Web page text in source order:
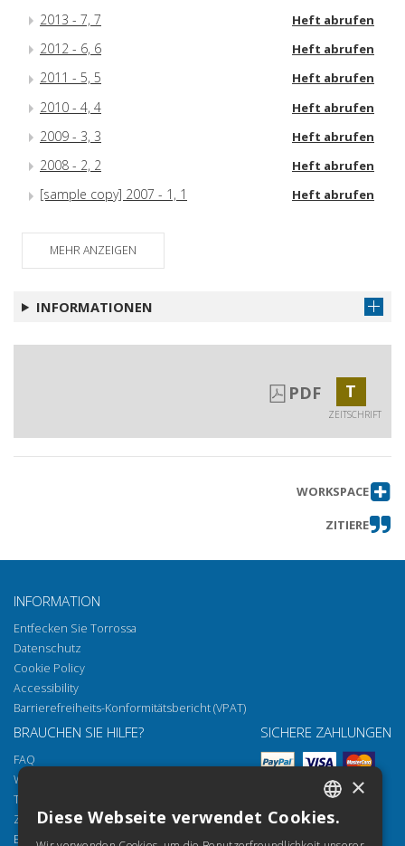
2013 - 7, 7 Heft abrufen
2012 - 6, 6 Heft abrufen
2011 - 5, 5 Heft abrufen
2010 - 4, 4 Heft abrufen
2009 - 3, 3 Heft abrufen
2008 - 2, 2 Heft abrufen
[sample copy] 2007 - 1, 1 Heft abrufen
MEHR ANZEIGEN
INFORMATIONEN
PDF T
ZEITSCHRIFT
WORKSPACE
ZITIERE
INFORMATION
Entfecken Sie Torrossa
Datenschutz
Cookie Policy
Accessibility
Barrierefreiheits-Konformitätsbericht (VPAT)
BRAUCHEN SIE HILFE?
FAQ
Wie öffnen Sie unsere Dokumente
Torrossa Reader
Zugriffsmöglichkeiten
Email:helpdesk@torrossa.com
SICHERE ZAHLUNGEN
ITALIAN
×
Diese Webseite verwendet Cookies.